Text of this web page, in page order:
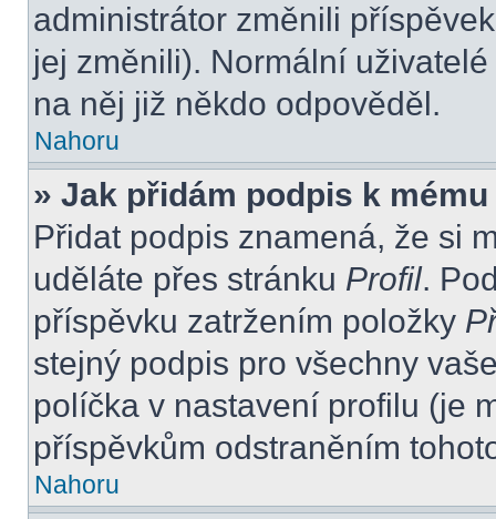
administrátor změnili
jej změnili). Normální
na něj již někdo odpověděl.
Nahoru
» Jak přidám podpis k
Přidat podpis znamená, že si
uděláte přes stránku Profil.
příspěvku zatržením položky
stejný podpis pro všechny
políčka v nastavení profilu (je
příspěvkům odstraněním
Nahoru